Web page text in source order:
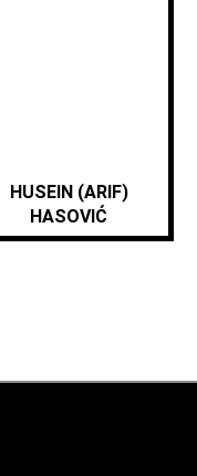
HUSEIN (ARIF)
HASOVIĆ